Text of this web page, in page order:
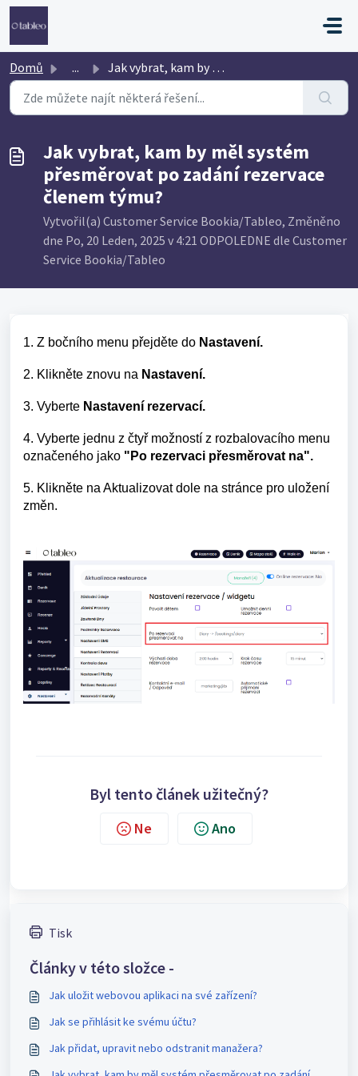
Přeskočit na hlavní obsah
Domů ... Jak vybrat, kam by měl systém přesměrovat po zadání rezer...
Jak vybrat, kam by měl systém
přesměrovat po zadání rezervace
členem týmu?
Vytvořil(a) Customer Service Bookia/Tableo, Změněno
dne Po, 20 Leden, 2025 v 4:21 ODPOLEDNE dle Customer
Service Bookia/Tableo
1. Z bočního menu přejděte do Nastavení.
2. Klikněte znovu na Nastavení.
3. Vyberte Nastavení rezervací.
4. Vyberte jednu z čtyř možností z rozbalovacího menu
označeného jako "Po rezervaci přesměrovat na".
5. Klikněte na Aktualizovat dole na stránce pro uložení
změn.
Byl tento článek užitečný?
Ne Ano
Tisk
Články v této složce -
Jak uložit webovou aplikaci na své zařízení?
Jak se přihlásit ke svému účtu?
Jak přidat, upravit nebo odstranit manažera?